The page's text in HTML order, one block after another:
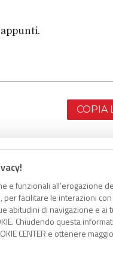
e funzionali all’erogazione
facilitare le interazioni
abitudini di navigazione e ai
Chiudendo questa
CENTER e ottenere
COPIA